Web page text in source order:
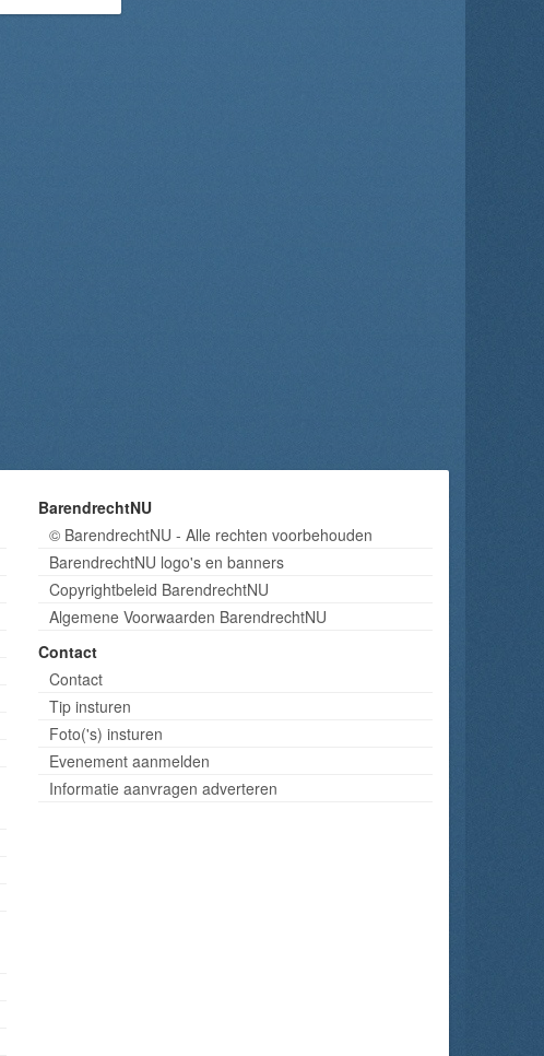
BarendrechtNU
© BarendrechtNU - Alle rechten voorbehouden
BarendrechtNU logo's en banners
Copyrightbeleid BarendrechtNU
Algemene Voorwaarden BarendrechtNU
Contact
Contact
Tip insturen
Foto('s) insturen
Evenement aanmelden
Informatie aanvragen adverteren